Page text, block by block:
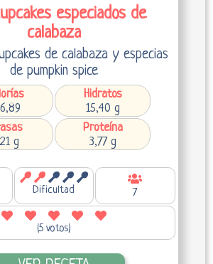
especiados de
calabaza
de calabaza y especias
de pumpkin spice
Hidratos
15,40 g
g
Proteína
3,77 g
Dificultad 7
(5 votos)